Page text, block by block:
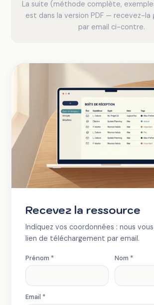
La suite (méthode complète,
est dans la version PDF — recevez-
par email ci-contre.
Recevez la ressource
Indiquez vos coordonnées : nous
lien de téléchargement par email.
Prénom * Nom *
Email *